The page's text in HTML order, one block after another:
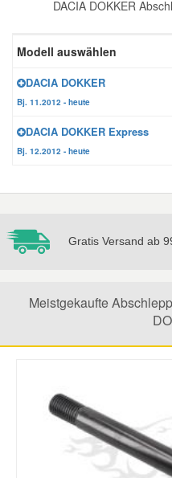
DACIA DOKKER
Modell auswählen
DACIA DOKKER
Bj. 11.2012 - heute
DACIA DOKKER Express
Bj. 12.2012 - heute
Gratis Versand ab
Meistgekaufte
Zündanlage und
Jeep Ersatzteile
Kia Ersatzteile
Lancia Ersatzteile
Mazda Ersatzteile
Mercedes Ersatzteile